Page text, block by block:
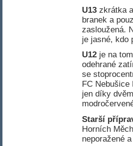
U13 zkrátka
branek a
zasloužená.
je jasné, kdo
U12 je na
odehrané
se
FC
jen díky
Starší
Horních
neporažené